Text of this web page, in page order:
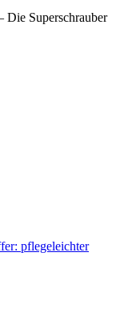
Die Superschrauber
pflegeleichter